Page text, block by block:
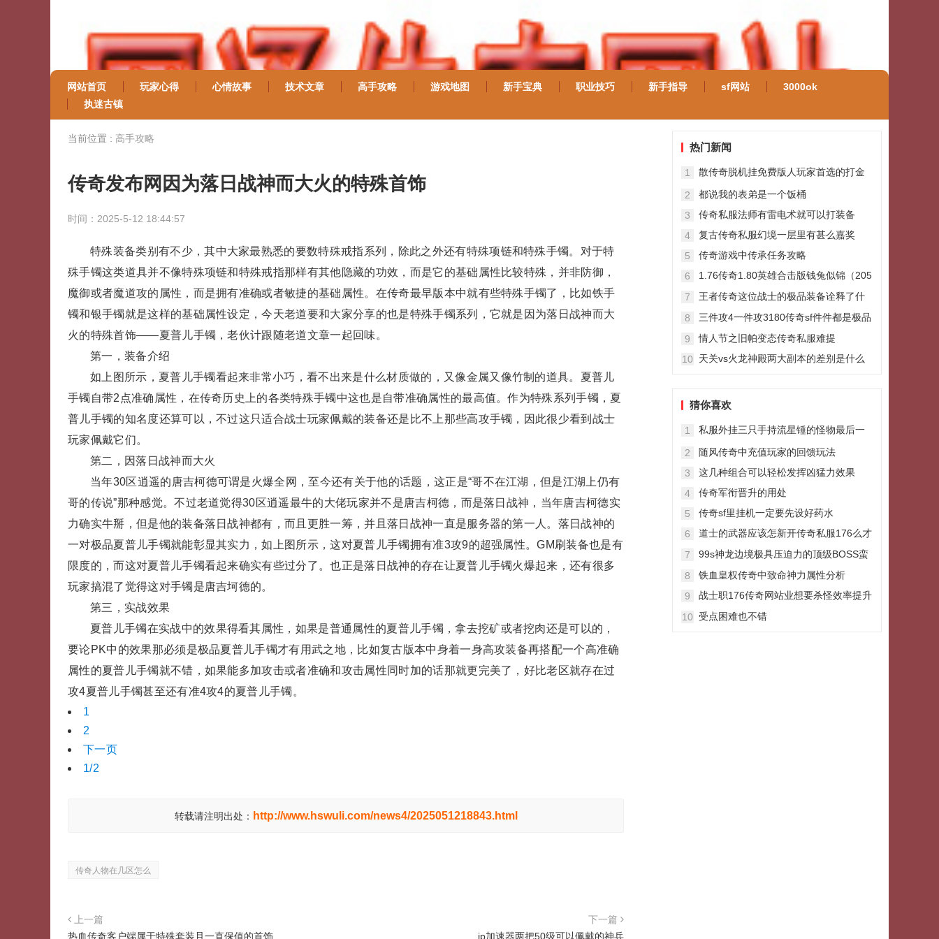
网站首页 玩家心得 心情故事 技术文章 高手攻略 游戏地图 新手宝典 职业技巧 新手指导 sf网站
3000ok
执迷古镇
当前位置 : 高手攻略
传奇发布网因为落日战神而大火的特殊首饰
时间：2025-5-12 18:44:57
特殊装备类别有不少，其中大家最熟悉的要数特殊戒指系列，除此之外还有特殊项链和特殊手镯。对于特
殊手镯这类道具并不像特殊项链和特殊戒指那样有其他隐藏的功效，而是它的基础属性比较特殊，并非防御，
魔御或者魔道攻的属性，而是拥有准确或者敏捷的基础属性。在传奇最早版本中就有些特殊手镯了，比如铁手
镯和银手镯就是这样的基础属性设定，今天老道要和大家分享的也是特殊手镯系列，它就是因为落日战神而大
火的特殊首饰——夏普儿手镯，老伙计跟随老道文章一起回味。
第一，装备介绍
如上图所示，夏普儿手镯看起来非常小巧，看不出来是什么材质做的，又像金属又像竹制的道具。夏普儿
手镯自带2点准确属性，在传奇历史上的各类特殊手镯中这也是自带准确属性的最高值。作为特殊系列手镯，夏
普儿手镯的知名度还算可以，不过这只适合战士玩家佩戴的装备还是比不上那些高攻手镯，因此很少看到战士
玩家佩戴它们。
第二，因落日战神而大火
当年30区逍遥的唐吉柯德可谓是火爆全网，至今还有关于他的话题，这正是“哥不在江湖，但是江湖上仍有
哥的传说”那种感觉。不过老道觉得30区逍遥最牛的大佬玩家并不是唐吉柯德，而是落日战神，当年唐吉柯德实
力确实牛掰，但是他的装备落日战神都有，而且更胜一筹，并且落日战神一直是服务器的第一人。落日战神的
一对极品夏普儿手镯就能彰显其实力，如上图所示，这对夏普儿手镯拥有准3攻9的超强属性。GM刷装备也是有
限度的，而这对夏普儿手镯看起来确实有些过分了。也正是落日战神的存在让夏普儿手镯火爆起来，还有很多
玩家搞混了觉得这对手镯是唐吉坷德的。
第三，实战效果
夏普儿手镯在实战中的效果得看其属性，如果是普通属性的夏普儿手镯，拿去挖矿或者挖肉还是可以的，
要论PK中的效果那必须是极品夏普儿手镯才有用武之地，比如复古版本中身着一身高攻装备再搭配一个高准确
属性的夏普儿手镯就不错，如果能多加攻击或者准确和攻击属性同时加的话那就更完美了，好比老区就存在过
攻4夏普儿手镯甚至还有准4攻4的夏普儿手镯。
1
2
下一页
1/2
转载请注明出处： http://www.hswuli.com/news4/2025051218843.html
传奇人物在几区怎么
上一篇
热血传奇客户端属于特殊套装且一直保值的首饰
下一篇
ip加速器两把50级可以佩戴的神兵
热门新闻
1
散传奇脱机挂免费版人玩家首选的打金
2
都说我的表弟是一个饭桶
3
传奇私服法师有雷电术就可以打装备
4
复古传奇私服幻境一层里有甚么嘉奖
5
传奇游戏中传承任务攻略
6
1.76传奇1.80英雄合击版钱兔似锦（205
7
王者传奇这位战士的极品装备诠释了什
8
三件攻4一件攻3180传奇sf件件都是极品
9
情人节之旧帕变态传奇私服难提
10
天关vs火龙神殿两大副本的差别是什么
猜你喜欢
1
私服外挂三只手持流星锤的怪物最后一
2
随风传奇中充值玩家的回馈玩法
3
这几种组合可以轻松发挥凶猛力效果
4
传奇军衔晋升的用处
5
传奇sf里挂机一定要先设好药水
6
道士的武器应该怎新开传奇私服176么才
7
99s神龙边境极具压迫力的顶级BOSS蛮
8
铁血皇权传奇中致命神力属性分析
9
战士职176传奇网站业想要杀怪效率提升
10 受点困难也不错